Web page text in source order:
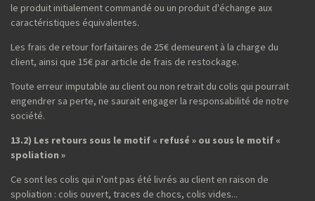
le produit initialement commandé ou un produit d'échange aux
caractéristiques équivalentes.
Les frais de retour forfaitaires de 25€ demeurent à la charge du
client, ainsi que 15€ par article de frais de restockage.
Toute erreur imputable au client ou non retrait du colis qui pourrait
engendrer sa perte, ne saurait engager la responsabilité de notre
société.
13.2) Les retours sous le motif « refusé » ou sous le motif «
spoliation »
Ce sont les colis qui n'ont pas été livrés au client en raison de
spoliation : colis ouvert, traces de chocs, colis vides...